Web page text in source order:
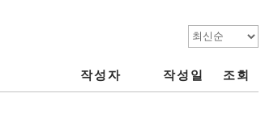
작성자 작성일 조회